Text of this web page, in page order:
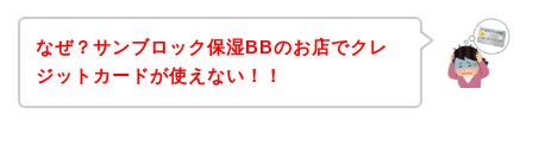
なぜ？サンブロック保湿BBのお店でクレ
ジットカードが使えない！！